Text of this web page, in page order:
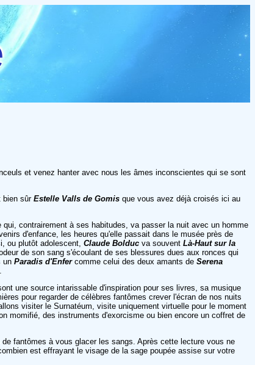
et venez hanter avec nous les âmes inconscientes qui se sont
bien sûr Estelle Valls de Gomis que vous avez déjà croisés ici au
qui, contrairement à ses habitudes, va passer la nuit avec un homme
d'enfance, les heures qu'elle passait dans le musée près de
ou plutôt adolescent, Claude Bolduc va souvent Là-Haut sur la
de son sang s'écoulant de ses blessures dues aux ronces qui
un Paradis d'Enfercomme celui des deux amants de Serena
une source intarissable d'inspiration pour ses livres, sa musique
pour regarder de célèbres fantômes crever l'écran de nos nuits
visiter le Surnatéum, visite uniquement virtuelle pour le moment
momifié, des instruments d'exorcisme ou bien encore un coffret de
fantômes à vous glacer les sangs. Après cette lecture vous ne
est effrayant le visage de la sage poupée assise sur votre